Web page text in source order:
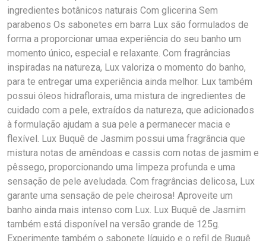
ingredientes botânicos naturais Com glicerina Sem
parabenos Os sabonetes em barra Lux são formulados de
forma a proporcionar umaa experiência do seu banho um
momento único, especial e relaxante. Com fragrâncias
inspiradas na natureza, Lux valoriza o momento do banho,
para te entregar uma experiência ainda melhor. Lux também
possui óleos hidraflorais, uma mistura de ingredientes de
cuidado com a pele, extraídos da natureza, que adicionados
à formulação ajudam a sua pele a permanecer macia e
flexível. Lux Buquê de Jasmim possui uma fragrância que
mistura notas de amêndoas e cassis com notas de jasmim e
pêssego, proporcionando uma limpeza profunda e uma
sensação de pele aveludada. Com fragrâncias delicosa, Lux
garante uma sensação de pele cheirosa! Aproveite um
banho ainda mais intenso com Lux. Lux Buquê de Jasmim
também está disponível na versão grande de 125g.
Experimente também o sabonete líquido e o refil de Buquê